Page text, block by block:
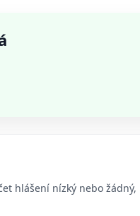
hlášení nízký nebo